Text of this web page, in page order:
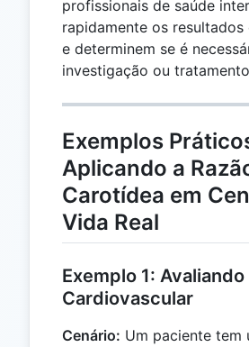
0.133
profissionais de saúde
rapidamente os resultados
e determinem se é
investigação ou
Exemplos
Aplicando a
Carotídea em
Vida Real
Exemplo 1:
Cardiovascular
Cenário: Um paciente tem